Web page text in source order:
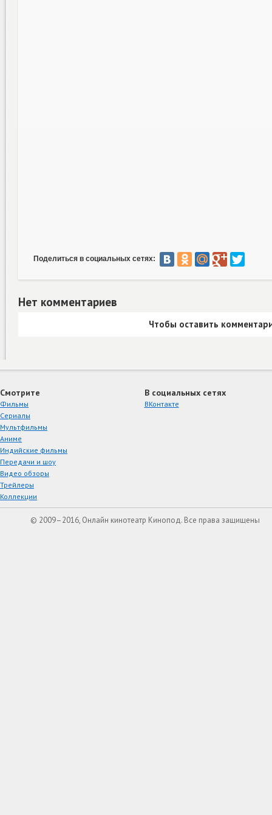
Поделиться в социальных сетях:
Нет комментариев
Чтобы оставить
Смотрите
Фильмы
Сериалы
Мультфильмы
Аниме
Индийские фильмы
Передачи и шоу
Видео обзоры
Трейлеры
Коллекции
В социальных сетях
ВКонтакте
© 2009–2016, Онлайн кинотеатр Кинопод. Все права защищены